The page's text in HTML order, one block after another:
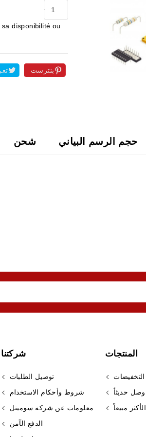
disponibilité ou
بنترست
شحن حجم الرسم البياني
المنتجات
التخفيضات
وصل حديثاً
الأكثر مبيعاً
شركتنا
توصيل الطلبات
شروط وأحكام الاستخدام
معلومات عن شركة سوميتل
الدفع الآمن